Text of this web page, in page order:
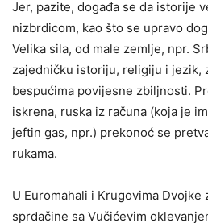
Jer, pazite, događa se da istorije
nizbrdicom, kao što se upravo
Velika sila, od male zemlje, npr.
zajedničku istoriju, religiju i jezik,
bespućima povijesne zbiljnosti.
iskrena, ruska iz računa (koja je
jeftin gas, npr.) prekonoć se
rukama.
U Euromahali i Krugovima Dvojke
sprdačine sa Vučićevim